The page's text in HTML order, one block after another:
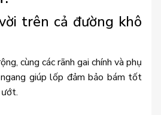
trên cả đường khô
cùng các rãnh gai chính và phụ
giúp lốp đảm bảo bám tốt